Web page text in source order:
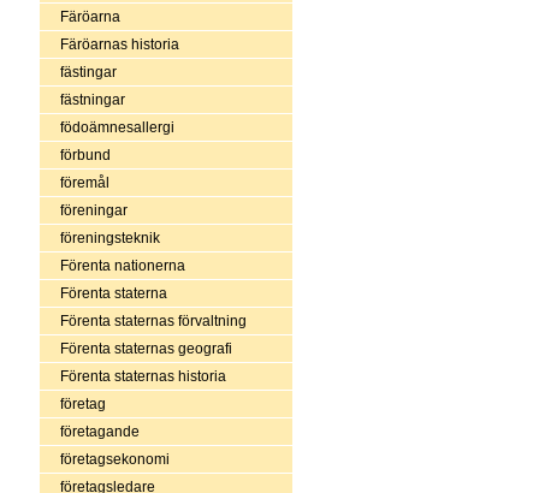
Färöarna
Färöarnas historia
fästingar
fästningar
födoämnesallergi
förbund
föremål
föreningar
föreningsteknik
Förenta nationerna
Förenta staterna
Förenta staternas förvaltning
Förenta staternas geografi
Förenta staternas historia
företag
företagande
företagsekonomi
företagsledare